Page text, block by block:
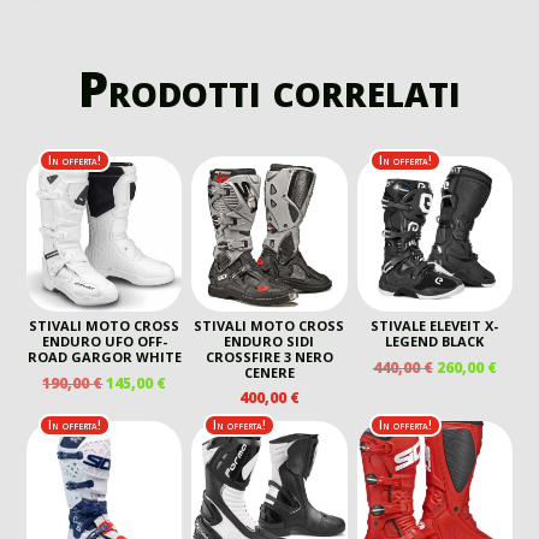
Prodotti correlati
In offerta!
STIVALI MOTO CROSS
ENDURO UFO OFF-
ROAD GARGOR WHITE
190,00€IL
ORIGINALE
ERA:
190,00 €.
145,00€IL
ATTUALE
145,00 €.
STIVALI MOTO CROSS
ENDURO SIDI
CROSSFIRE 3 NERO
CENERE
400,00€
In offerta!
STIVALE ELEVEIT X-
LEGEND BLACK
440,00€ IL
ERA:
440,00 €.
260,00€IL
È:
In offerta! In offerta! In offerta!